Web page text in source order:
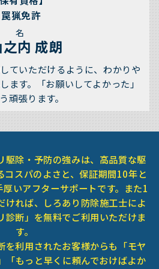
罠猟免許
名
之内 成朗
ていただけるように、わかりや
ます。「お願いしてよかった」
頑張ります。
駆除・予防の強みは、高品質な駆
コスパのよさと、保証期間10年と
いアフターサポートです。また1
ければ、しろあり防除施工士によ
診断」を無料でご利用いただけま
す。
を利用されたお客様からも「モヤ
「もっと早くに頼んでおけばよか